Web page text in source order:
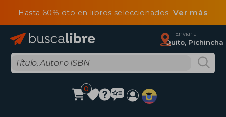
Hasta 60% dto en libros seleccionadosVer más
Enviar a
Quito, Pichincha
0